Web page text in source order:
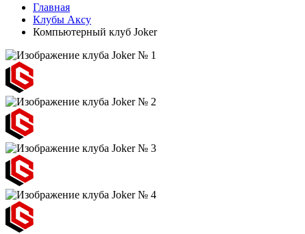
Главная
Клубы Аксу
Компьютерный клуб Joker